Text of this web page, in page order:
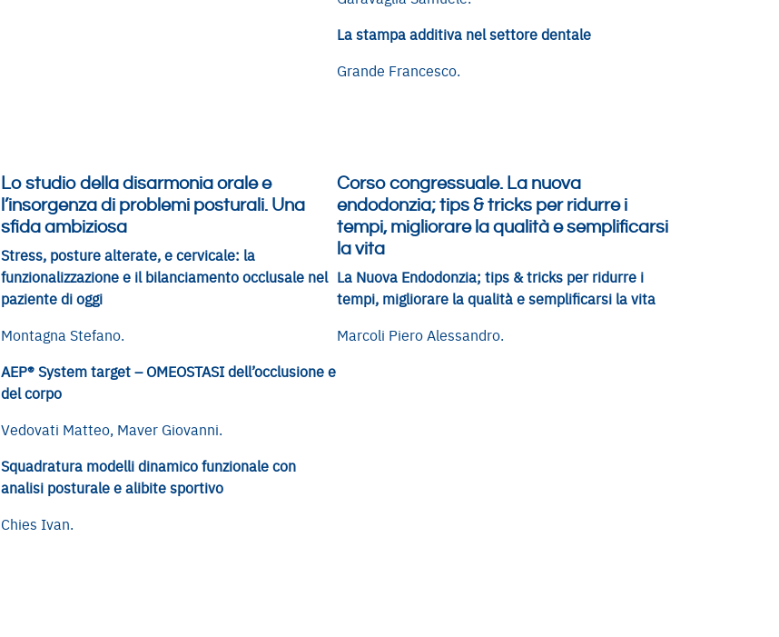
La stampa additiva nel settore dentale
Grande Francesco.
Lo studio della disarmonia orale e
l’insorgenza di problemi posturali. Una
sfida ambiziosa
Stress, posture alterate, e cervicale: la
funzionalizzazione e il bilanciamento occlusale nel
paziente di oggi
Montagna Stefano.
AEP® System target – OMEOSTASI dell’occlusione e
del corpo
Vedovati Matteo, Maver Giovanni.
Squadratura modelli dinamico funzionale con
analisi posturale e alibite sportivo
Chies Ivan.
Corso congressuale. La nuova
endodonzia; tips & tricks per ridurre i
tempi, migliorare la qualità e semplificarsi
la vita
La Nuova Endodonzia; tips & tricks per ridurre i
tempi, migliorare la qualità e semplificarsi la vita
Marcoli Piero Alessandro.